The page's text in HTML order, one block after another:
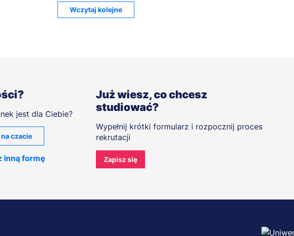
Wczytaj kolejne
jest dla Ciebie?
czacie
inną formę
Już wiesz, co chcesz
studiować?
Wypełnij krótki formularz i rozpocznij proces
rekrutacji
Zapisz się